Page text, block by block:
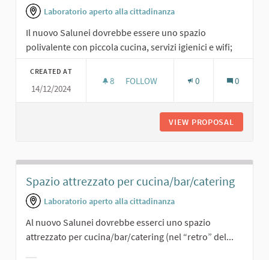
Laboratorio aperto alla cittadinanza
Il nuovo Salunei dovrebbe essere uno spazio
polivalente con piccola cucina, servizi igienici e wifi;
CREATED AT
14/12/2024
8 8 FOLLOWERS
FOLLOW 0 0
VIEW PROPOSAL
Spazio attrezzato per cucina/bar/catering
Laboratorio aperto alla cittadinanza
Al nuovo Salunei dovrebbe esserci uno spazio
attrezzato per cucina/bar/catering (nel “retro” del...